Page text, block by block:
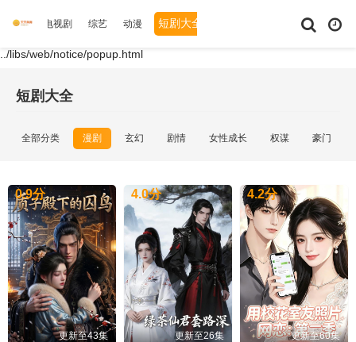
电影 电视剧 综艺 动漫 短剧大全
../libs/web/notice/popup.html
短剧大全
全部分类 漫剧 玄幻 剧情 女性成长 权谋 豪门
0.9分
更新至43集
4.0分
更新至26集
4.2分
更新至60集